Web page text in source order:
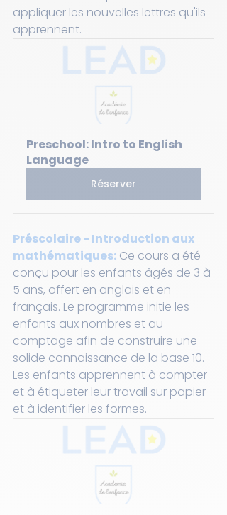
appliquer les nouvelles lettres qu'ils
apprennent.
Preschool: Intro to English
Language
Réserver
Préscolaire - Introduction aux
mathématiques: Ce cours a été
conçu pour les enfants âgés de 3 à
5 ans, offert en anglais et en
français. Le programme initie les
enfants aux nombres et au
comptage afin de construire une
solide connaissance de la base 10.
Les enfants apprennent à compter
et à étiqueter leur travail sur papier
et à identifier les formes.